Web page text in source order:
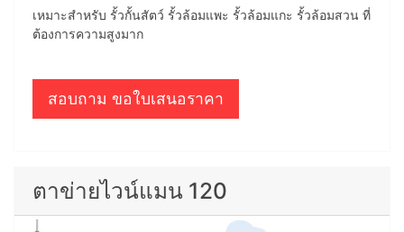
เหมาะสำหรับ รั้วกั้นสัตว์ รั้วล้อมแพะ รั้วล้อมแกะ รั้วล้อมสวน ที่
ต้องการความสูงมาก
สอบถาม ขอใบเสนอราคา
ตาข่ายไวน์แมน 120